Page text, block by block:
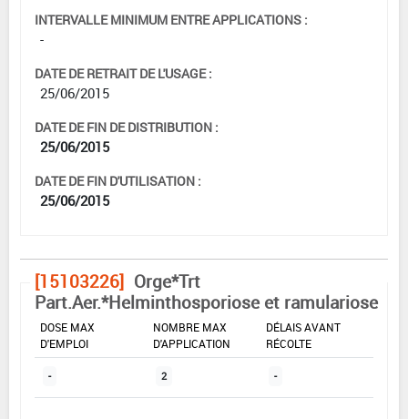
INTERVALLE MINIMUM ENTRE APPLICATIONS :
-
DATE DE RETRAIT DE L'USAGE :
25/06/2015
DATE DE FIN DE DISTRIBUTION :
25/06/2015
DATE DE FIN D'UTILISATION :
25/06/2015
[15103226] Orge*Trt
Part.Aer.*Helminthosporiose et ramulariose
DOSE MAX
D'EMPLOI
NOMBRE MAX
D'APPLICATION
DÉLAIS AVANT
RÉCOLTE
- 2 -